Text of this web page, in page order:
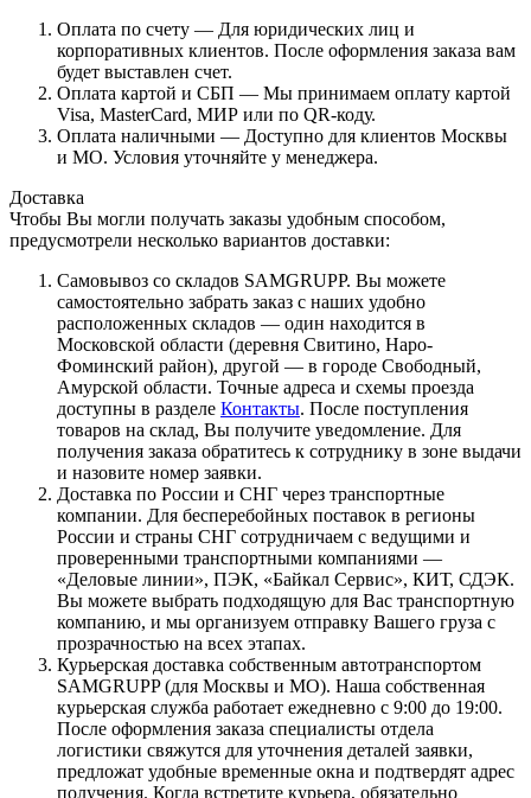
Оплата по счету — Для юридических лиц и
корпоративных клиентов. После оформления заказа вам
будет выставлен счет.
Оплата картой и СБП — Мы принимаем оплату картой
Visa, MasterCard, МИР или по QR-коду.
Оплата наличными — Доступно для клиентов Москвы
и МО. Условия уточняйте у менеджера.
Доставка
Чтобы Вы могли получать заказы удобным способом,
предусмотрели несколько вариантов доставки:
Самовывоз со складов SAMGRUPP. Вы можете
самостоятельно забрать заказ с наших удобно
расположенных складов — один находится в
Московской области (деревня Свитино, Наро-
Фоминский район), другой — в городе Свободный,
Амурской области. Точные адреса и схемы проезда
доступны в разделе Контакты. После поступления
товаров на склад, Вы получите уведомление. Для
получения заказа обратитесь к сотруднику в зоне выдачи
и назовите номер заявки.
Доставка по России и СНГ через транспортные
компании. Для бесперебойных поставок в регионы
России и страны СНГ сотрудничаем с ведущими и
проверенными транспортными компаниями —
«Деловые линии», ПЭК, «Байкал Сервис», КИТ, СДЭК.
Вы можете выбрать подходящую для Вас транспортную
компанию, и мы организуем отправку Вашего груза с
прозрачностью на всех этапах.
Курьерская доставка собственным автотранспортом
SAMGRUPP (для Москвы и МО). Наша собственная
курьерская служба работает ежедневно с 9:00 до 19:00.
После оформления заказа специалисты отдела
логистики свяжутся для уточнения деталей заявки,
предложат удобные временные окна и подтвердят адрес
получения. Когда встретите курьера, обязательно